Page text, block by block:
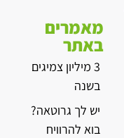
מאמרים
באתר
3 מיליון צמיגים
בשנה
יש לך גרוטאה?
בוא להרוויח